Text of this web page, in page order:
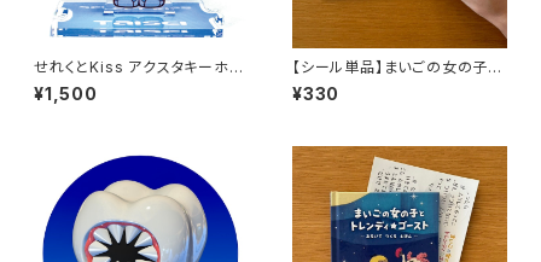
せれくとKiss アクスタキーホル
ダー 阿比留泰生
¥1,500
【シール単品】まいごの女の子と
トレンディ☆ゴースト ～あるい
て つくる えほん～
¥330